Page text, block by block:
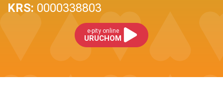
KRS: 0000338803
e-pity online
URUCHOM